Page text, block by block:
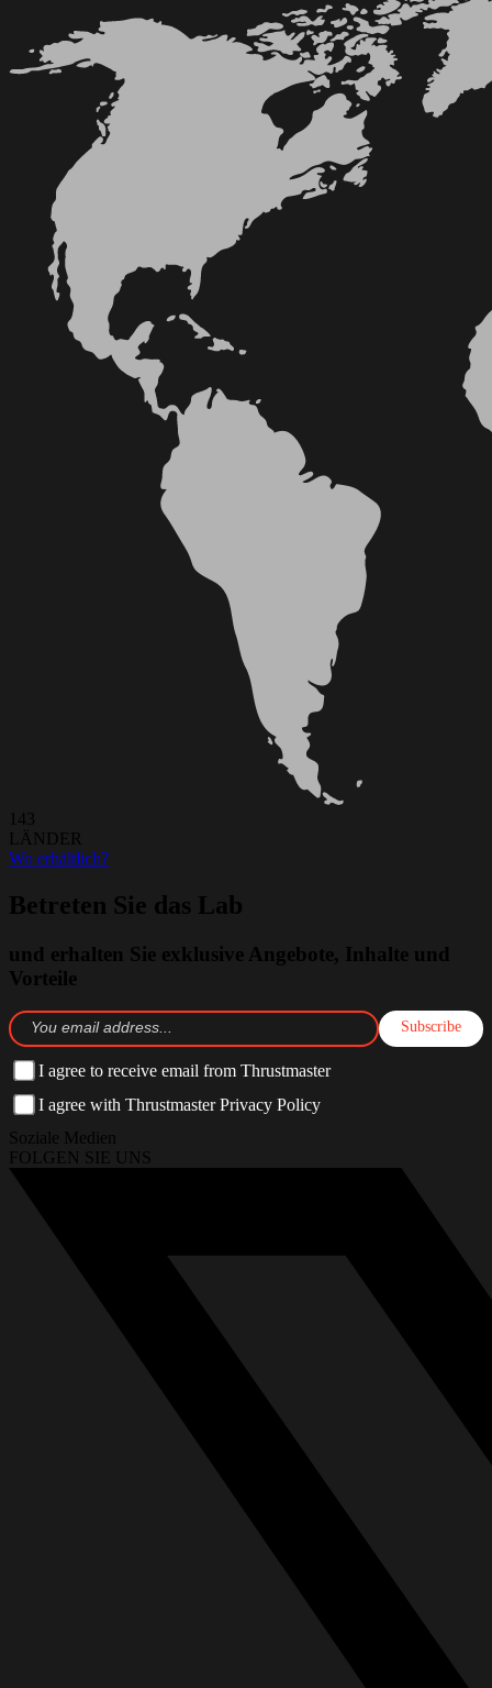
143
LÄNDER
Wo erhältlich?
Betreten Sie das Lab
und erhalten Sie exklusive Angebote, Inhalte und
Vorteile
Subscribe
I agree to receive email from Thrustmaster
I agree with Thrustmaster Privacy Policy
Soziale Medien
FOLGEN SIE UNS